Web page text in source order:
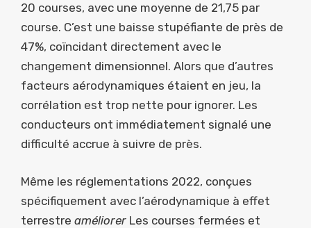
20 courses, avec une moyenne de 21,75 par
course. C’est une baisse stupéfiante de près de
47%, coïncidant directement avec le
changement dimensionnel. Alors que d’autres
facteurs aérodynamiques étaient en jeu, la
corrélation est trop nette pour ignorer. Les
conducteurs ont immédiatement signalé une
difficulté accrue à suivre de près.
Même les réglementations 2022, conçues
spécifiquement avec l’aérodynamique à effet
terrestre améliorer Les courses fermées et